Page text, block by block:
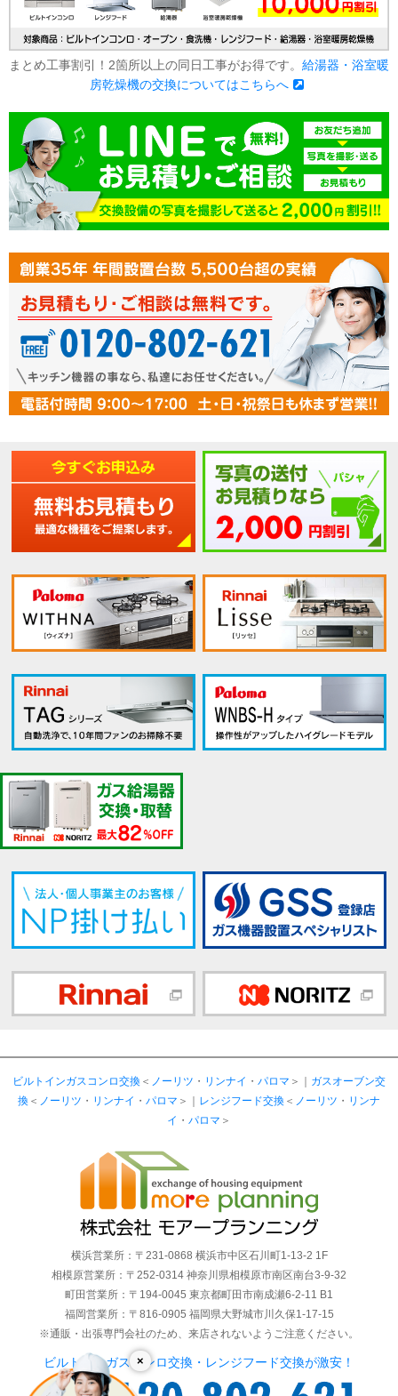
まとめ工事割引！2箇所以上の同日工事がお得です。 給湯器・浴室暖
房乾燥機の交換についてはこちらへ
×
ビルトインガスコンロ交換 ＜ ノーリツ ・ リンナイ ・ パロマ ＞｜ ガスオーブン交
換 ＜ ノーリツ ・ リンナイ ・ パロマ ＞｜ レンジフード交換 ＜ ノーリツ ・ リンナ
イ ・ パロマ ＞
横浜営業所：〒231-0868 横浜市中区石川町1-13-2 1F
相模原営業所：〒252-0314 神奈川県相模原市南区南台3-9-32
町田営業所：〒194-0045 東京都町田市南成瀬6-2-11 B1
福岡営業所：〒816-0905 福岡県大野城市川久保1-17-15
※通販・出張専門会社のため、来店されないようご注意ください。
ビルトインガスコンロ交換・レンジフード交換が激安！